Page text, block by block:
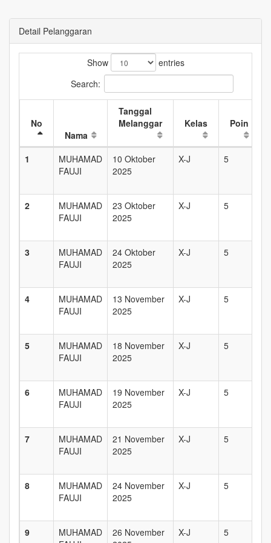
Detail Pelanggaran
Show
entries
Search:
No
Nama
Tanggal
Melanggar
Kelas Poin
1
MUHAMAD
FAUJI
10 Oktober
2025
X-J 5
2
MUHAMAD
FAUJI
23 Oktober
2025
X-J 5
3
MUHAMAD
FAUJI
24 Oktober
2025
X-J 5
4
MUHAMAD
FAUJI
13 November
2025
X-J 5
5
MUHAMAD
FAUJI
18 November
2025
X-J 5
6
MUHAMAD
FAUJI
19 November
2025
X-J 5
7
MUHAMAD
FAUJI
21 November
2025
X-J 5
8
MUHAMAD
FAUJI
24 November
2025
X-J 5
9
MUHAMAD
26 November
X-J 5